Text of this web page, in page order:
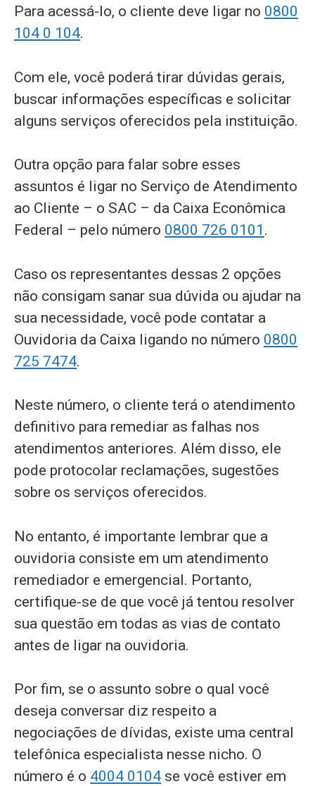
Para acessá-lo, o cliente deve ligar no 0800
104 0 104.
Com ele, você poderá tirar dúvidas gerais,
buscar informações específicas e solicitar
alguns serviços oferecidos pela instituição.
Outra opção para falar sobre esses
assuntos é ligar no Serviço de Atendimento
ao Cliente – o SAC – da Caixa Econômica
Federal – pelo número 0800 726 0101 .
Caso os representantes dessas 2 opções
não consigam sanar sua dúvida ou ajudar na
sua necessidade, você pode contatar a
Ouvidoria da Caixa ligando no número 0800
725 7474.
Neste número, o cliente terá o atendimento
definitivo para remediar as falhas nos
atendimentos anteriores. Além disso, ele
pode protocolar reclamações, sugestões
sobre os serviços oferecidos.
No entanto, é importante lembrar que a
ouvidoria consiste em um atendimento
remediador e emergencial. Portanto,
certifique-se de que você já tentou resolver
sua questão em todas as vias de contato
antes de ligar na ouvidoria.
Por fim, se o assunto sobre o qual você
deseja conversar diz respeito a
negociações de dívidas, existe uma central
telefônica especialista nesse nicho. O
número é o 4004 0104 se você estiver em